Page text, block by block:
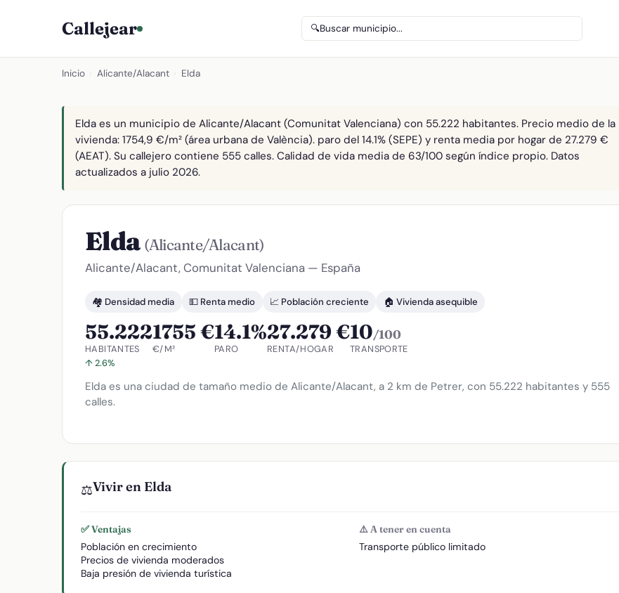
Callejear 🔍Buscar municipio...
Inicio Alicante/Alacant Elda
Elda es un municipio de Alicante/Alacant (Comunitat Valenciana) con 55.222 habitantes. Precio medio de la
vivienda: 1754,9 €/m² (área urbana de València). paro del 14.1% (SEPE) y renta media por hogar de 27.279 €
(AEAT). Su callejero contiene 555 calles. Calidad de vida media de 63/100 según índice propio. Datos
actualizados a julio 2026.
Elda (Alicante/Alacant)
Alicante/Alacant, Comunitat Valenciana — España
🏘️ Densidad media 💵 Renta medio 📈 Población creciente 🏠 Vivienda asequible
55.222
HABITANTES
↑ 2.6%
1755 €
€/M²
14.1%
PARO
27.279 €
RENTA/HOGAR
10/100
TRANSPORTE
Elda es una ciudad de tamaño medio de Alicante/Alacant, a 2 km de Petrer, con 55.222 habitantes y 555
calles.
⚖️Vivir en Elda
✅ Ventajas
Población en crecimiento
Precios de vivienda moderados
Baja presión de vivienda turística
⚠️ A tener en cuenta
Transporte público limitado